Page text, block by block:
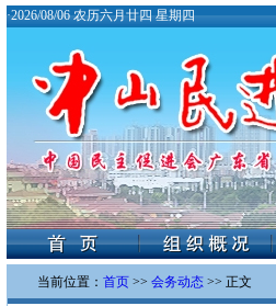
·2026/08/06 农历六月廿四 星期四
当前位置： 首页 >> 会务动态 >> 正文